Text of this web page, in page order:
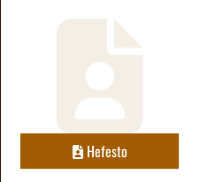
Hefesto